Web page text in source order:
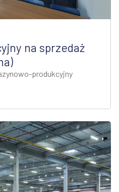
na sprzedaż
produkcyjny